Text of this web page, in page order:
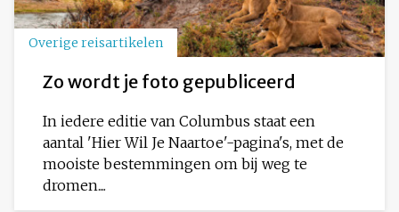
Overige reisartikelen
Zo wordt je foto gepubliceerd
In iedere editie van Columbus staat een
aantal 'Hier Wil Je Naartoe'-pagina's, met de
mooiste bestemmingen om bij weg te
dromen....